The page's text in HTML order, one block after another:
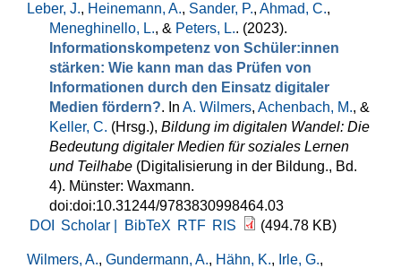
Leber, J., Heinemann, A., Sander, P., Ahmad, C.,
Meneghinello, L., & Peters, L.. (2023).
Informationskompetenz von Schüler:innen
stärken: Wie kann man das Prüfen von
Informationen durch den Einsatz digitaler
Medien fördern?. In A. Wilmers, Achenbach, M., &
Keller, C. (Hrsg.), Bildung im digitalen Wandel: Die
Bedeutung digitaler Medien für soziales Lernen
und Teilhabe (Digitalisierung in der Bildung., Bd.
4). Münster: Waxmann.
doi:doi:10.31244/9783830998464.03
DOI
Scholar | BibTeX RTF RIS (494.78 KB)
Wilmers, A., Gundermann, A., Hähn, K., Irle, G.,